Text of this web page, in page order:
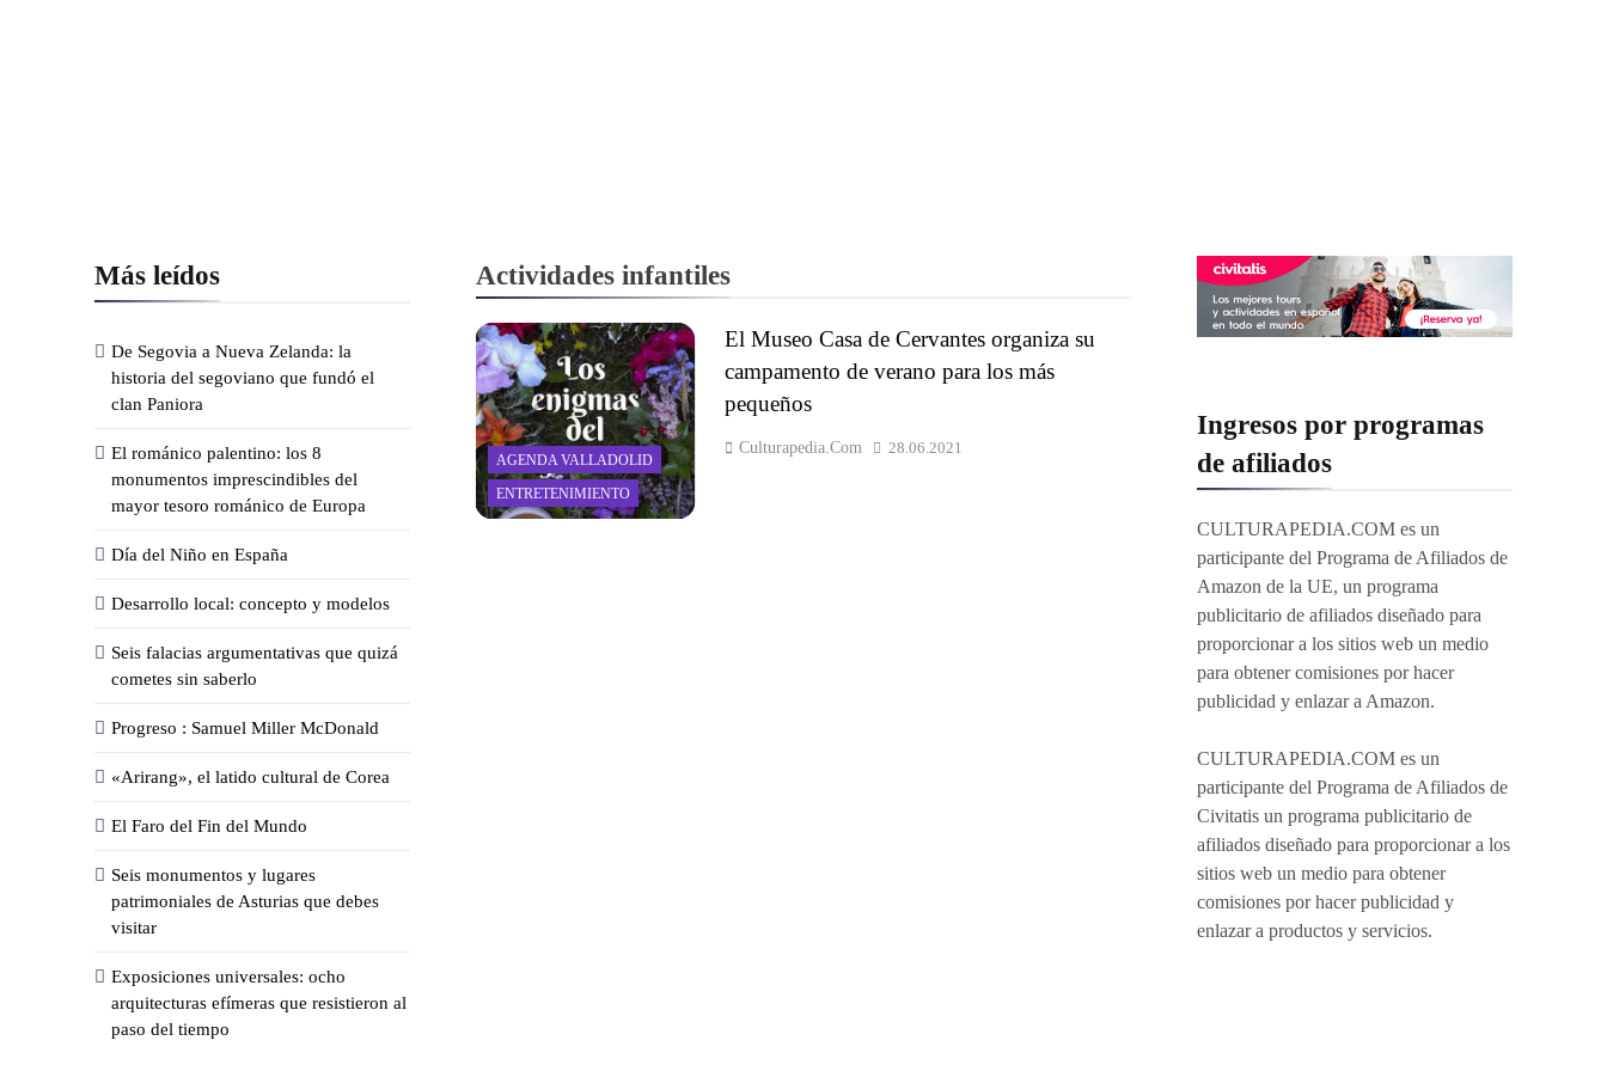
Más leídos
De Segovia a Nueva Zelanda: la
historia del segoviano que fundó el
clan Paniora
El románico palentino: los 8
monumentos imprescindibles del
mayor tesoro románico de Europa
Día del Niño en España
Desarrollo local: concepto y modelos
Seis falacias argumentativas que quizá
cometes sin saberlo
Progreso : Samuel Miller McDonald
«Arirang», el latido cultural de Corea
El Faro del Fin del Mundo
Seis monumentos y lugares
patrimoniales de Asturias que debes
visitar
Exposiciones universales: ocho
arquitecturas efímeras que resistieron al
paso del tiempo
Actividades infantiles
AGENDA VALLADOLID
ENTRETENIMIENTO
El Museo Casa de Cervantes organiza su
campamento de verano para los más
pequeños
Culturapedia.com 28.06.2021
Ingresos por programas
de afiliados
CULTURAPEDIA.COM es un
participante del Programa de Afiliados de
Amazon de la UE, un programa
publicitario de afiliados diseñado para
proporcionar a los sitios web un medio
para obtener comisiones por hacer
publicidad y enlazar a Amazon.
CULTURAPEDIA.COM es un
participante del Programa de Afiliados de
Civitatis un programa publicitario de
afiliados diseñado para proporcionar a los
sitios web un medio para obtener
comisiones por hacer publicidad y
enlazar a productos y servicios.